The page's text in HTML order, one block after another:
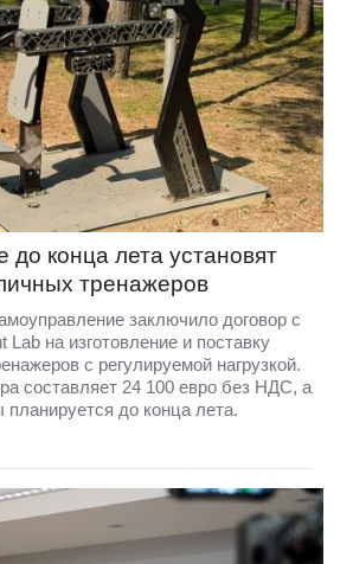
до конца лета установят
тренажеров
заключило договор с
Lab на изготовление и поставку
с регулируемой нагрузкой.
составляет 24 100 евро без НДС, а
до конца лета.